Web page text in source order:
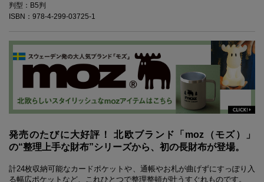
判型：B5判
ISBN：978-4-299-03725-1
発売のたびに大好評！ 北欧ブランド「moz（モズ）」
の“整理上手な財布”シリーズから、初の長財布が登場。
計24枚収納可能なカードポケットや、通帳やお札が曲げずにすっぽり入
る幅広ポケットなど、これひとつで整理整頓が叶うすぐれものです。